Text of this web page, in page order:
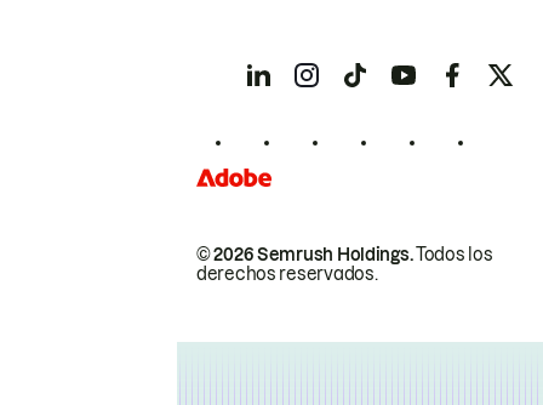
© 2026 Semrush Holdings.Todos los
derechos reservados.